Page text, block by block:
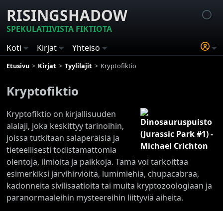
RISINGSHADOW
SPEKULATIIVISTA FIKTIOTA
Koti
Kirjat Yhteisö
Etusivu Kirjat Tyylilajit Kryptofiktio
Kryptofiktio
Kryptofiktio on kirjallisuuden
alalaji, joka keskittyy tarinoihin,
joissa tutkitaan salaperäisiä ja
tieteellisesti todistamattomia
olentoja, ilmiöitä ja paikkoja. Tämä voi tarkoittaa
esimerkiksi järvihirviöitä, lumimiehiä, chupacabraa,
kadonneita sivilisaatioita tai muita kryptozoologiaan ja
paranormaaleihin mysteereihin liittyviä aiheita.